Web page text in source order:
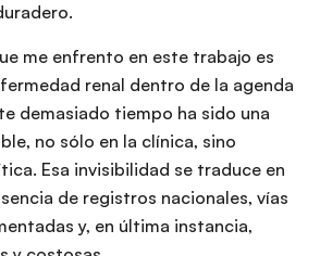
me enfrento en este trabajo es
renal dentro de la agenda
demasiado tiempo ha sido una
no sólo en la clínica, sino
Esa invisibilidad se traduce en
de registros nacionales, vías
y, en última instancia,